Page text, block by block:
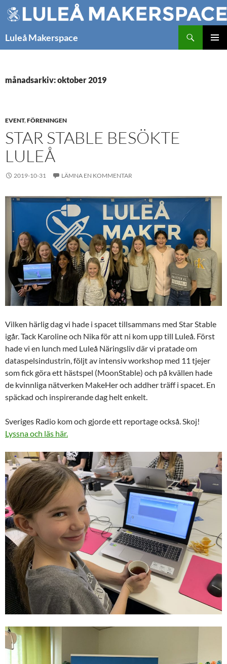
Hoppa
till
Luleå Makerspace
månadsarkiv: oktober 2019
EVENT,FÖRENINGEN
STAR STABLE BESÖKTE
LULEÅ
2019-10-31 LÄMNA EN KOMMENTAR
Vilken härlig dag vi hade i spacet tillsammans med Star Stable
igår. Tack Karoline och Nika för att ni kom upp till Luleå. Först
hade vi en lunch med Luleå Näringsliv där vi pratade om
dataspelsindustrin, följt av intensiv workshop med 11 tjejer
som fick göra ett hästspel (MoonStable) och på kvällen hade
de kvinnliga nätverken MakeHer och addher träff i spacet. En
späckad och inspirerande dag helt enkelt.
Sveriges Radio kom och gjorde ett reportage också. Skoj!
Lyssna och läs här.